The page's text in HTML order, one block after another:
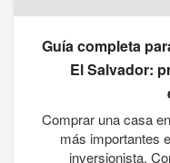
Guía completa
El Salvador:
Comprar una casa
más importantes
inversionista.